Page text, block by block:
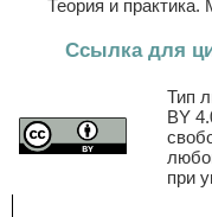
Теория и
Ссылка для
Тип
BY
при